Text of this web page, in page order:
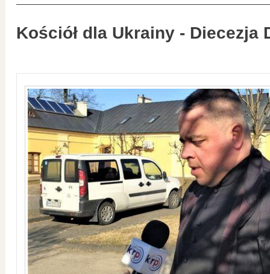
Kościół dla Ukrainy - Diecezja